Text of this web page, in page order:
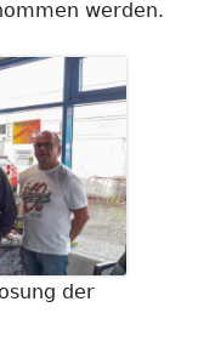
werden.
der